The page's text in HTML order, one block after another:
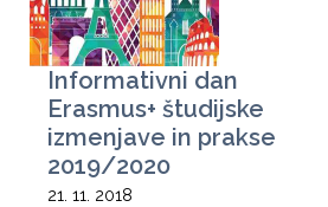
Informativni dan
Erasmus+ študijske
izmenjave in prakse
2019/2020
21. 11. 2018